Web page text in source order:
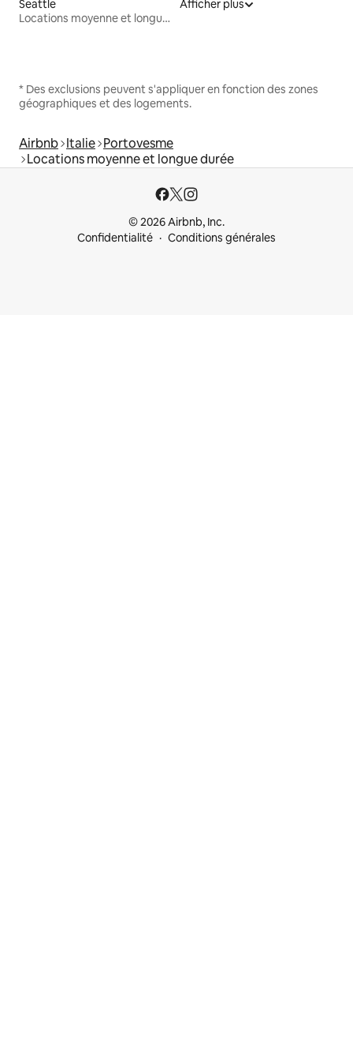
Seattle
Locations moyenne et longue durée
Afficher plus
* Des exclusions peuvent s'appliquer en fonction des zones
géographiques et des logements.
Airbnb Italie Portovesme
Locations moyenne et longue durée
© 2026 Airbnb, Inc.
Confidentialité
Conditions générales